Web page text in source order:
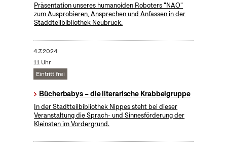
Präsentation unseres humanoiden Roboters "NAO"
zum Ausprobieren, Ansprechen und Anfassen in der
Staddteilbibliothek Neubrück.
4.7.2024
11 Uhr
Eintritt frei
Bücherbabys – die literarische Krabbelgruppe
In der Stadtteilbibliothek Nippes steht bei dieser
Veranstaltung die Sprach- und Sinnesförderung der
Kleinsten im Vordergrund.